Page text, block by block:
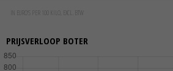
IN EURO'S PER 100 KILO, EXCL. BTW
PRIJSVERLOOP BOTER